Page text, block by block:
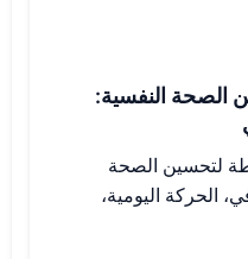
الصحة النفسية:
بسيطة لتحسين الصحة
الحركة اليومية،